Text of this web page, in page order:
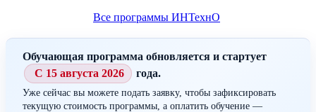
Все программы ИНТехнО
Обучающая программа обновляется и стартует
С 15 августа 2026
года.
Уже сейчас вы можете подать заявку, чтобы зафиксировать
текущую стоимость программы, а оплатить обучение —